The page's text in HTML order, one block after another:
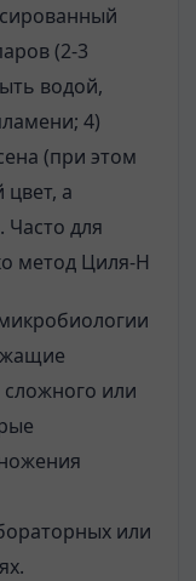
(2-3
водой,
4)
(при этом
а
для
метод Циля-Н
или
или